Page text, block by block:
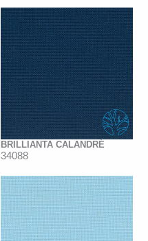
BRILLIANTA CALANDRÉ
34088